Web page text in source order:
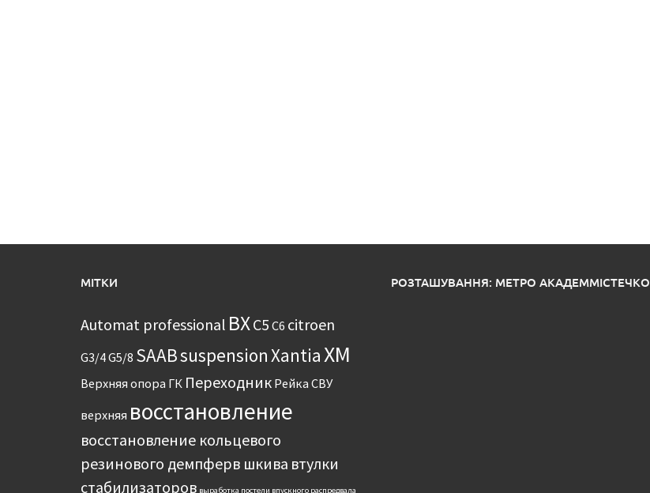
МІТКИ
Automat professional BXC5 C6 citroen
G3/4G5/8 SAABsuspensionXantiaXM
Верхняя опора ГК Переходник Рейка СВУ
верхняя восстановление
восстановление кольцевого
резинового демпферв шкива втулки
стабилизаторов выработка постели впускного распредвала
РОЗТАШУВАННЯ: МЕТРО АКАДЕММІСТЕЧКО